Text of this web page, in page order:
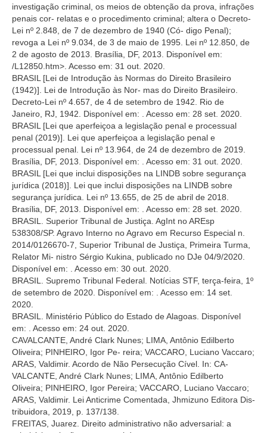
investigação criminal, os meios de obtenção da prova, infrações
penais cor- relatas e o procedimento criminal; altera o Decreto-
Lei nº 2.848, de 7 de dezembro de 1940 (Có- digo Penal);
revoga a Lei nº 9.034, de 3 de maio de 1995. Lei nº 12.850, de
2 de agosto de 2013. Brasília, DF, 2013. Disponível em:
/L12850.htm>. Acesso em: 31 out. 2020.
BRASIL [Lei de Introdução às Normas do Direito Brasileiro
(1942)]. Lei de Introdução às Nor- mas do Direito Brasileiro.
Decreto-Lei nº 4.657, de 4 de setembro de 1942. Rio de
Janeiro, RJ, 1942. Disponível em:
. Acesso em: 28 set. 2020.
BRASIL [Lei que aperfeiçoa a legislação penal e processual
penal (2019)]. Lei que aperfeiçoa a legislação penal e
processual penal. Lei nº 13.964, de 24 de dezembro de 2019.
Brasília, DF, 2013. Disponível em:
. Acesso em: 31 out. 2020.
BRASIL [Lei que inclui disposições na LINDB sobre segurança
jurídica (2018)]. Lei que inclui disposições na LINDB sobre
segurança jurídica. Lei nº 13.655, de 25 de abril de 2018.
Brasília, DF, 2013. Disponível em:
. Acesso em: 28 set. 2020.
BRASIL. Superior Tribunal de Justiça. AgInt no AREsp
538308/SP. Agravo Interno no Agravo em Recurso Especial n.
2014/0126670-7, Superior Tribunal de Justiça, Primeira Turma,
Relator Mi- nistro Sérgio Kukina, publicado no DJe 04/9/2020.
Disponível em:
. Acesso em: 30 out. 2020.
BRASIL. Supremo Tribunal Federal. Notícias STF, terça-feira, 1º
de setembro de 2020. Disponível em:
. Acesso em: 14 set.
2020.
BRASIL. Ministério Público do Estado de Alagoas. Disponível
em:
. Acesso em: 24 out. 2020.
CAVALCANTE, André Clark Nunes; LIMA, Antônio Edilberto
Oliveira; PINHEIRO, Igor Pe- reira; VACCARO, Luciano Vaccaro;
ARAS, Valdimir. Acordo de Não Persecução Cível. In: CA-
VALCANTE, André Clark Nunes; LIMA, Antônio Edilberto
Oliveira; PINHEIRO, Igor Pereira; VACCARO, Luciano Vaccaro;
ARAS, Valdimir. Lei Anticrime Comentada, Jhmizuno Editora Dis-
tribuidora, 2019, p. 137/138.
FREITAS, Juarez. Direito administrativo não adversarial: a